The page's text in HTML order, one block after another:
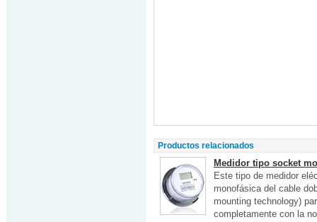
Productos relacionados
Medidor tipo socket
Este tipo de medidor
monofásica del cable
mounting technology)
completamente con la